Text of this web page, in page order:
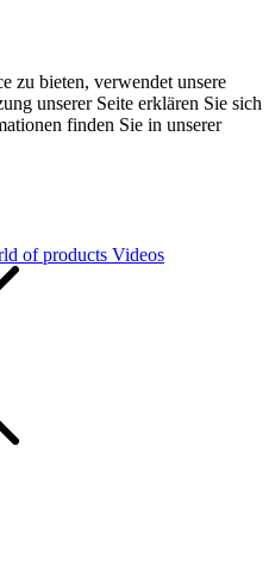
zu bieten, verwendet unsere
unserer Seite erklären Sie sich
finden Sie in unserer
of products Videos